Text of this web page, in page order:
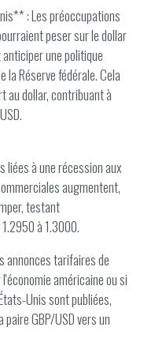
: Les préoccupations
peser sur le dollar
une politique
la Réserve fédérale. Cela
au dollar, contribuant à
à une récession aux
augmentent,
testant
à 1.3000.
annonces tarifaires de
américaine ou si
Unis sont publiées,
GBP/USD vers un